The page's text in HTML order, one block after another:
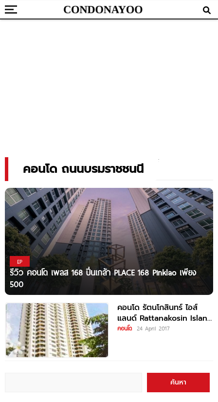
คอนโด ถนนบรมราชชนนี
EP
รีวิว คอนโด เพลส 168 ปิ่นเกล้า PLACE 168 Pinklao เพียง
500
คอนโด รัตนโกสินทร์ ไอส์
แลนด์ Rattanakosin Island
ใกล้ MRT บางยี่ขัน
คอนโด 24 April 2017
ค้นหา